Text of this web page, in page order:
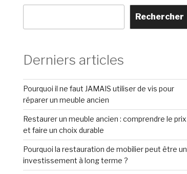
Rechercher
Derniers articles
Pourquoi il ne faut JAMAIS utiliser de vis pour
réparer un meuble ancien
Restaurer un meuble ancien : comprendre le prix
et faire un choix durable
Pourquoi la restauration de mobilier peut être un
investissement à long terme ?